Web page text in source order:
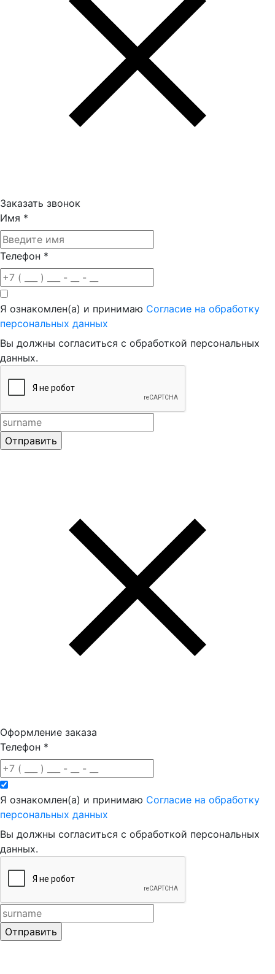
Заказать звонок
Имя *
Телефон *
Я ознакомлен(а) и принимаю Согласие на обработку
персональных данных
Вы должны согласиться с обработкой персональных
данных.
Оформление заказа
Телефон *
Я ознакомлен(а) и принимаю Согласие на обработку
персональных данных
Вы должны согласиться с обработкой персональных
данных.